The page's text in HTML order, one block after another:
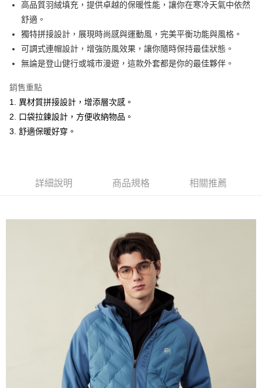
ATM付款
運送方式
全家取貨付款
付款後全家取貨
每筆NT$60，滿NT$1,500(含以上)免運費
付款後萊爾富取貨
每筆NT$60，滿NT$1,500(含以上)免運費
每筆NT$90，滿NT$1,500(含以上)免運費
每筆NT$225，滿NT$1,500(含以上)免運費
高品質羽絨填充，提供卓越的保暖性能，讓你在寒冷天氣中依然
舒適。
獨特拼接設計，展現時尚感與運動風，完美平衡功能與風格。
可調式連帽設計，增強防風效果，讓你隨時保持最佳狀態。
無論是登山健行或城市漫遊，這款外套都是你的最佳夥伴。
銷售重點
1. 異材質拼接設計，增添層次感。
2. 口袋拉鍊設計，方便收納物品。
3. 舒適保暖好穿。
詳細說明 商品規格 相關推薦